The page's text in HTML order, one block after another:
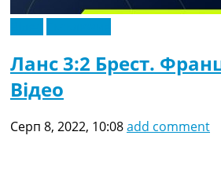
Ланс 3:2 Брест.
Відео
Серп 8, 2022, 10:08add comment